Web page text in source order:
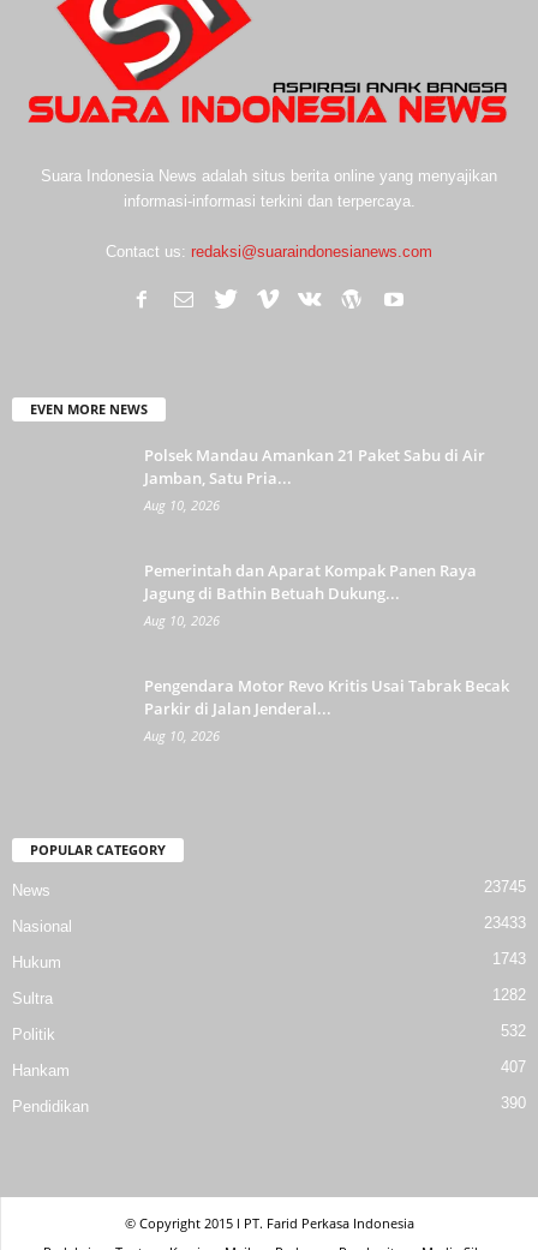
Suara Indonesia News adalah situs berita online yang menyajikan
informasi-informasi terkini dan terpercaya.
Contact us: redaksi@suaraindonesianews.com
EVEN MORE NEWS
Polsek Mandau Amankan 21 Paket Sabu di Air
Jamban, Satu Pria...
Aug 10, 2026
Pemerintah dan Aparat Kompak Panen Raya
Jagung di Bathin Betuah Dukung...
Aug 10, 2026
Pengendara Motor Revo Kritis Usai Tabrak Becak
Parkir di Jalan Jenderal...
Aug 10, 2026
POPULAR CATEGORY
News 23745
Nasional 23433
Hukum 1743
Sultra 1282
Politik 532
Hankam 407
Pendidikan 390
© Copyright 2015 l PT. Farid Perkasa Indonesia